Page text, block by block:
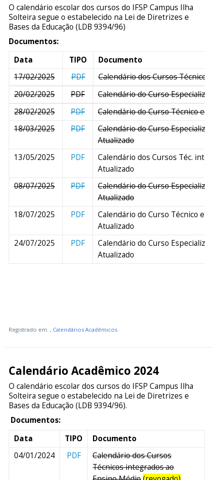
O calendário escolar dos cursos do IFSP Campus Ilha
Solteira segue o estabelecido na Lei de Diretrizes e
Bases da Educação (LDB 9394/96)
Documentos:
Data
TIPO
Documento
17/02/2025
PDF
Calendário dos Cursos Técnicos
20/02/2025
PDF
Calendário do Curso
28/02/2025
PDF
Calendário do Curso Técnico em
18/03/2025
PDF
Calendário do Curso
Atualizado
13/05/2025
PDF
Calendário dos Cursos Téc.
Atualizado
08/07/2025
PDF
Calendário do Curso
Atualizado
18/07/2025
PDF
Calendário do Curso Técnico em
Atualizado
24/07/2025
PDF
Calendário do Curso
Atualizado
Registrado em: , Calendários Acadêmicos
Calendário Acadêmico 2024
O calendário escolar dos cursos do IFSP Campus Ilha
Solteira segue o estabelecido na Lei de Diretrizes e
Bases da Educação (LDB 9394/96).
Documentos:
Data
TIPO
Documento
04/01/2024
PDF
Calendário dos Cursos
Técnicos integrados ao